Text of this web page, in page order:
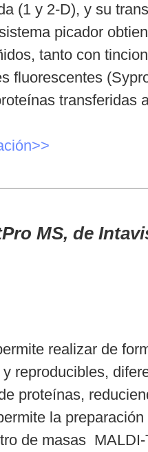
(1 y 2-D), y su
picador
tanto con
fluorescentes
transferidas
MS, de
realizar de
reproducibles,
proteínas,
la
de masas